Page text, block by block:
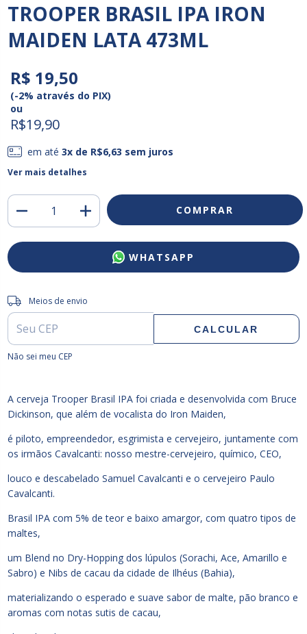
TROOPER BRASIL IPA IRON
MAIDEN LATA 473ML
R$ 19,50
(-2% através do PIX)
ou
R$19,90
em até3x de R$6,63 sem juros
Ver mais detalhes
WHATSAPP
Entregas para o CEP:
Meios de envio
CALCULAR
Não sei meu CEP
A cerveja Trooper Brasil IPA foi criada e desenvolvida com Bruce
Dickinson, que além de vocalista do Iron Maiden,
é piloto, empreendedor, esgrimista e cervejeiro, juntamente com
os irmãos Cavalcanti: nosso mestre-cervejeiro, químico, CEO,
louco e descabelado Samuel Cavalcanti e o cervejeiro Paulo
Cavalcanti.
Brasil IPA com 5% de teor e baixo amargor, com quatro tipos de
maltes,
um Blend no Dry-Hopping dos lúpulos (Sorachi, Ace, Amarillo e
Sabro) e Nibs de cacau da cidade de Ilhéus (Bahia),
materializando o esperado e suave sabor de malte, pão branco e
aromas com notas sutis de cacau,